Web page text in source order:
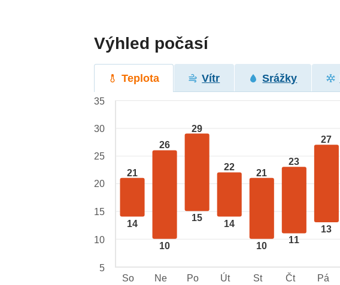
Výhled počasí
Teplota Vítr Srážky
21
14
26
10
29
15
22
14
21
10
23
11
27
13
35
30
25
20
15
10
5
So
Ne Po Út St Čt Pá